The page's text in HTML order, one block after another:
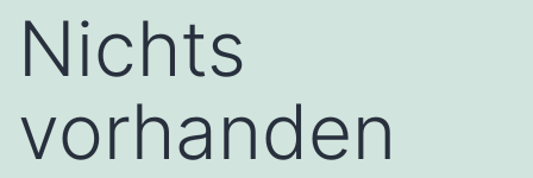
Nichts
vorhanden